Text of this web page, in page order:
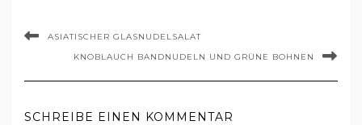
ASIATISCHER GLASNUDELSALAT
KNOBLAUCH BANDNUDELN UND GRÜNE BOHNEN
SCHREIBE EINEN KOMMENTAR